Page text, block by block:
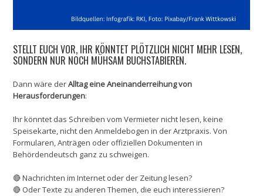
STELLT EUCH VOR, IHR KÖNNTET PLÖTZLICH NICHT MEHR LESEN,
SONDERN NUR NOCH MÜHSAM BUCHSTABIEREN.
Dann wäre derAlltag eine Aneinanderreihung von
Herausforderungen:
Ihr könntet das Schreiben vom Vermieter nicht lesen, keine
Speisekarte, nicht den Anmeldebogen in der Arztpraxis. Von
Formularen, Anträgen oder offiziellen Dokumenten in
Behördendeutsch ganz zu schweigen.
🔴 Nachrichten im Internet oder der Zeitung lesen?
🔴 Oder Texte zu anderen Themen, die euch interessieren?